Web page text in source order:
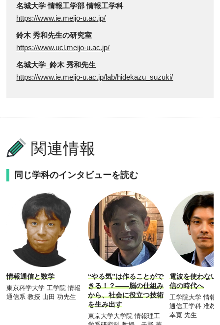
名城大学 情報工学部 情報工学科
https://www.ie.meijo-u.ac.jp/
鈴木 秀和先生の研究室
https://www.ucl.meijo-u.ac.jp/
名城大学_鈴木 秀和先生
https://www.ie.meijo-u.ac.jp/lab/hidekazu_suzuki/
関連情報
同じ学科のインタビューを読む
情報通信と数学
東京科学大学 工学院 情報
通信系 教授 山田 功先生
“やる気”は作ることがで
きる！？――脳の仕組み
から、社会に役立つ技術
を生み出す
東京大学大学院 情報理工
電波を使わない
信の時代へ
工学院大学 情報
通信工学科 准
幸寛 先生